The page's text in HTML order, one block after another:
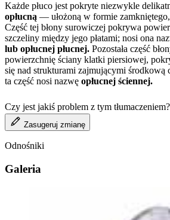
Każde płuco jest pokryte niezwykle
opłucną — ułożoną w formie
Część tej błony surowiczej pokrywa
szczeliny między jego płatami; nosi ona
lub opłucnej płucnej. Pozostała część
powierzchnię ściany klatki piersiowej,
się nad strukturami zajmującymi środkową
ta część nosi nazwę opłucnej ściennej.
Czy jest jakiś problem z tym tłumaczeniem?
Zasugeruj zmianę
Odnośniki
Galeria